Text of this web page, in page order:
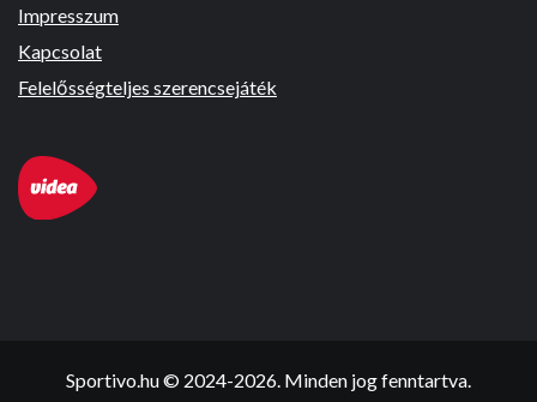
Impresszum
Kapcsolat
Felelősségteljes szerencsejáték
Sportivo.hu © 2024-2026. Minden jog fenntartva.